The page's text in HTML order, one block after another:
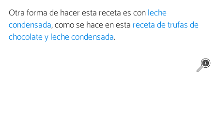
Otra forma de hacer esta receta es conleche
condensada, como se hace en esta receta de trufas de
chocolate y leche condensada.